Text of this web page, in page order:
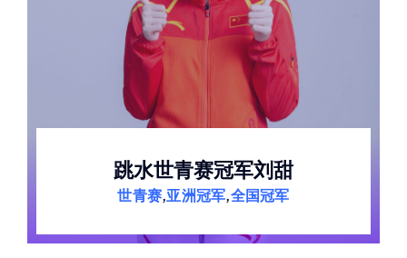
跳水世青赛冠军刘甜
世青赛,亚洲冠军,全国冠军